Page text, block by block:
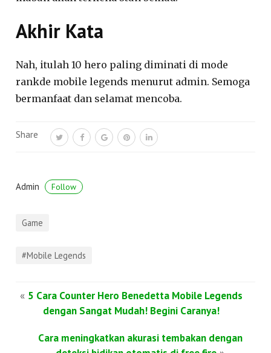
Akhir Kata
Nah, itulah 10 hero paling diminati di mode
rankde mobile legends menurut admin. Semoga
bermanfaat dan selamat mencoba.
Share
Admin Follow
Game
#Mobile Legends
« 5 Cara Counter Hero Benedetta Mobile Legends
dengan Sangat Mudah! Begini Caranya!
Cara meningkatkan akurasi tembakan dengan